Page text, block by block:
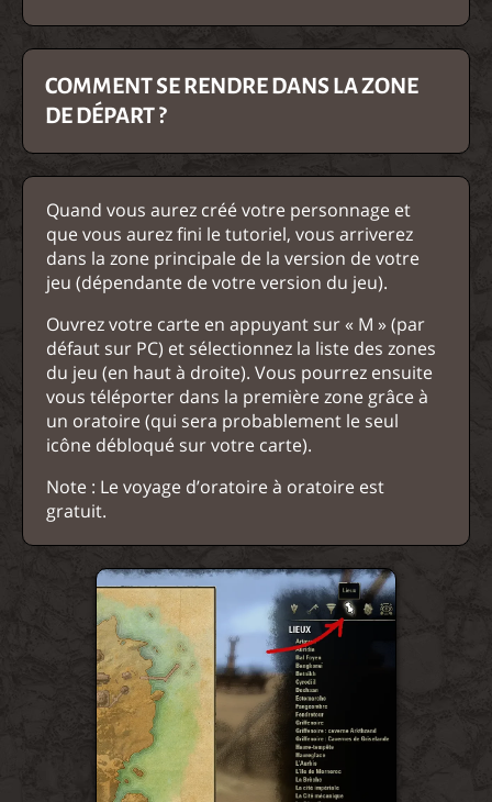
COMMENT SE RENDRE DANS LA ZONE
DE DÉPART ?
Quand vous aurez créé votre personnage et
que vous aurez fini le tutoriel, vous arriverez
dans la zone principale de la version de votre
jeu (dépendante de votre version du jeu).
Ouvrez votre carte en appuyant sur « M » (par
défaut sur PC) et sélectionnez la liste des zones
du jeu (en haut à droite). Vous pourrez ensuite
vous téléporter dans la première zone grâce à
un oratoire (qui sera probablement le seul
icône débloqué sur votre carte).
Note : Le voyage d’oratoire à oratoire est
gratuit.